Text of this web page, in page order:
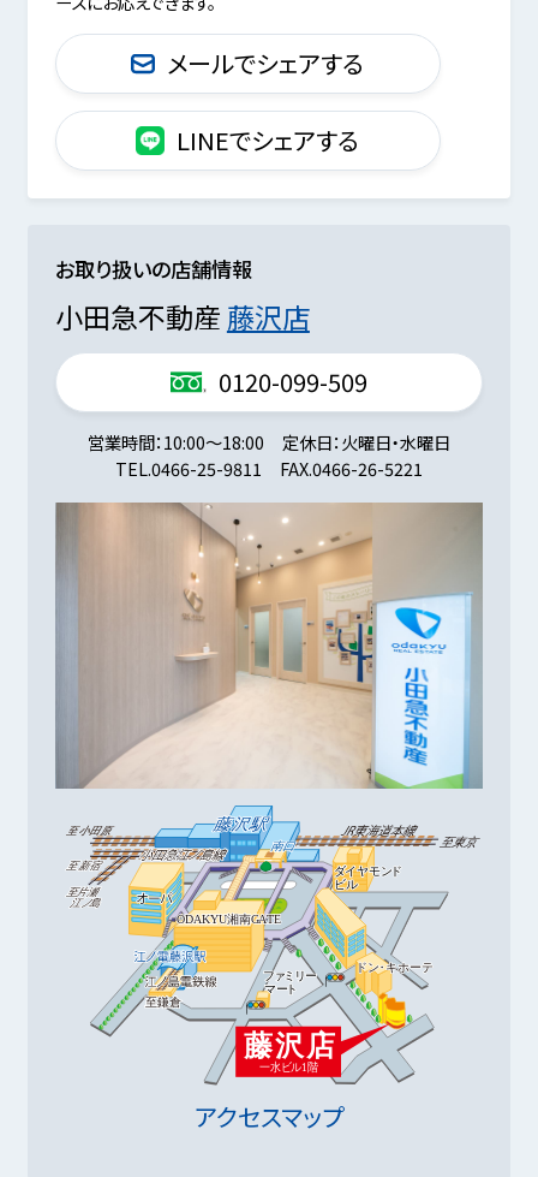
メールでシェアする
LINEでシェアする
お取り扱いの店舗情報
小田急不動産 藤沢店
0120-099-509
営業時間 10:00～18:00 定休日 火曜日・水曜日
TEL.0466-25-9811 FAX.0466-26-5221
アクセスマップ